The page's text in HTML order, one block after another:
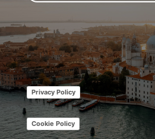
Privacy Policy
Cookie Policy